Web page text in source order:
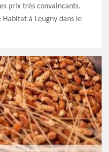
prix très convaincants.
Habitat à Leugny dans le